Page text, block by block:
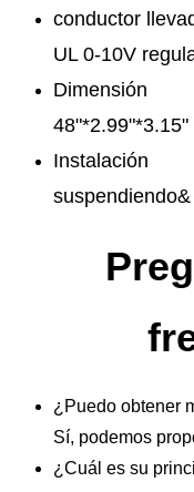
conductor
UL 0-10V
Dimensión
48"*2.99"*3.15"
Instalación
¿Puedo obtener
Sí, podemos
¿Cuál es su